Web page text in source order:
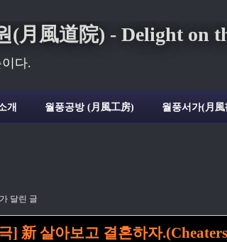
(月風道院) - Delight on
다.
개 월풍공방 (月風工房) 월풍서가(月風
달린 글
] 新 살아보고 결혼하자